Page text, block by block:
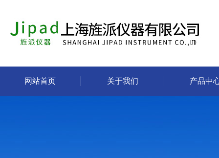
网站首页 关于我们 产品中